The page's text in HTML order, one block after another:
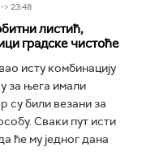
> 23:48
листић,
градске чистоће
исту комбинацију
за њега имали
су били везани за
Сваки пут исти
ће му једног дана